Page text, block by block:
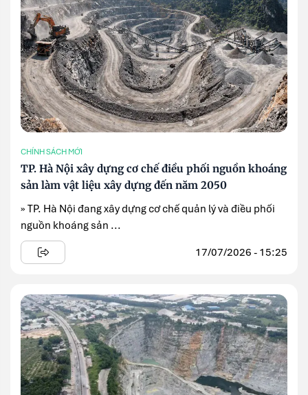
CHÍNH SÁCH MỚI
TP. Hà Nội xây dựng cơ chế điều phối nguồn khoáng
sản làm vật liệu xây dựng đến năm 2050
» TP. Hà Nội đang xây dựng cơ chế quản lý và điều phối
nguồn khoáng sản ...
17/07/2026 - 15:25